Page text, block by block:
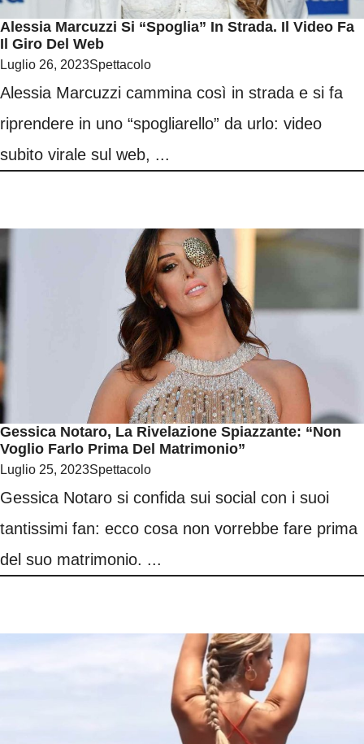
Alessia Marcuzzi Si “spoglia” In Strada. Il Video Fa
Il Giro Del Web
Luglio 26, 2023Spettacolo
Alessia Marcuzzi cammina così in strada e si fa
riprendere in uno “spogliarello” da urlo: video
subito virale sul web, ...
Gessica Notaro, La Rivelazione Spiazzante: “Non
Voglio Farlo Prima Del Matrimonio”
Luglio 25, 2023Spettacolo
Gessica Notaro si confida sui social con i suoi
tantissimi fan: ecco cosa non vorrebbe fare prima
del suo matrimonio. ...